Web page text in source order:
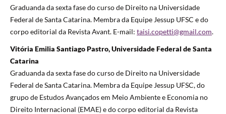
Graduanda da sexta fase do curso de Direito na Universidade
Federal de Santa Catarina. Membra da Equipe Jessup UFSC e do
corpo editorial da Revista Avant. E-mail: taisi.copetti@gmail.com.
Vitória Emilia Santiago Pastro, Universidade Federal de Santa
Catarina
Graduanda da sexta fase do curso de Direito na Universidade
Federal de Santa Catarina. Membra da Equipe Jessup UFSC, do
grupo de Estudos Avançados em Meio Ambiente e Economia no
Direito Internacional (EMAE) e do corpo editorial da Revista